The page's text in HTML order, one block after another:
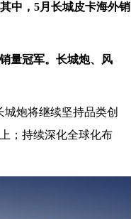
其中，5月长城皮卡海外销
量冠军。长城炮、风
城炮将继续坚持品类创
；持续深化全球化布